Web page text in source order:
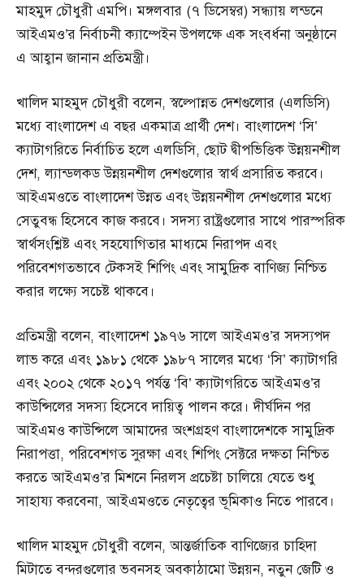
মাহমুদ চৌধুরী এমপি। মঙ্গলবার (৭ ডিসেম্বর) সন্ধ্যায় লন্ডনে
আইএমও’র নির্বাচনী ক্যাম্পেইন উপলক্ষে এক সংবর্ধনা অনুষ্ঠানে
এ আহ্বান জানান প্রতিমন্ত্রী।
খালিদ মাহমুদ চৌধুরী বলেন, স্বল্পোন্নত দেশগুলোর (এলডিসি)
মধ্যে বাংলাদেশ এ বছর একমাত্র প্রার্থী দেশ। বাংলাদেশ ‘সি’
ক্যাটাগরিতে নির্বাচিত হলে এলডিসি, ছোট দ্বীপভিত্তিক উন্নয়নশীল
দেশ, ল্যান্ডলকড উন্নয়নশীল দেশগুলোর স্বার্থ প্রসারিত করবে।
আইএমওতে বাংলাদেশ উন্নত এবং উন্নয়নশীল দেশগুলোর মধ্যে
সেতুবন্ধ হিসেবে কাজ করবে। সদস্য রাষ্ট্রগুলোর সাথে পারস্পরিক
স্বার্থসংশ্লিষ্ট এবং সহযোগিতার মাধ্যমে নিরাপদ এবং
পরিবেশগতভাবে টেকসই শিপিং এবং সামুদ্রিক বাণিজ্য নিশ্চিত
করার লক্ষ্যে সচেষ্ট থাকবে।
প্রতিমন্ত্রী বলেন, বাংলাদেশ ১৯৭৬ সালে আইএমও’র সদস্যপদ
লাভ করে এবং ১৯৮১ থেকে ১৯৮৭ সালের মধ্যে ‘সি’ ক্যাটাগরি
এবং ২০০২ থেকে ২০১৭ পর্যন্ত ‘বি’ ক্যাটাগরিতে আইএমও’র
কাউন্সিলের সদস্য হিসেবে দায়িত্ব পালন করে। দীর্ঘদিন পর
আইএমও কাউন্সিলে আমাদের অংশগ্রহণ বাংলাদেশকে সামুদ্রিক
নিরাপত্তা, পরিবেশগত সুরক্ষা এবং শিপিং সেক্টরে দক্ষতা নিশ্চিত
করতে আইএমও’র মিশনে নিরলস প্রচেষ্টা চালিয়ে যেতে শুধু
সাহায্য করবেনা, আইএমওতে নেতৃত্বের ভূমিকাও নিতে পারবে।
খালিদ মাহমুদ চৌধুরী বলেন, আন্তর্জাতিক বাণিজ্যের চাহিদা
মিটাতে বন্দরগুলোর ভবনসহ অবকাঠামো উন্নয়ন, নতুন জেটি ও